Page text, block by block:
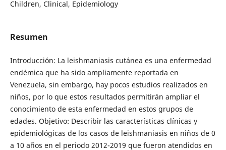
Children, Clinical, Epidemiology
Resumen
Introducción: La leishmaniasis cutánea es una enfermedad
endémica que ha sido ampliamente reportada en
Venezuela, sin embargo, hay pocos estudios realizados en
niños, por lo que estos resultados permitirán ampliar el
conocimiento de esta enfermedad en estos grupos de
edades. Objetivo: Describir las características clínicas y
epidemiológicas de los casos de leishmaniasis en niños de 0
a 10 años en el periodo 2012-2019 que fueron atendidos en